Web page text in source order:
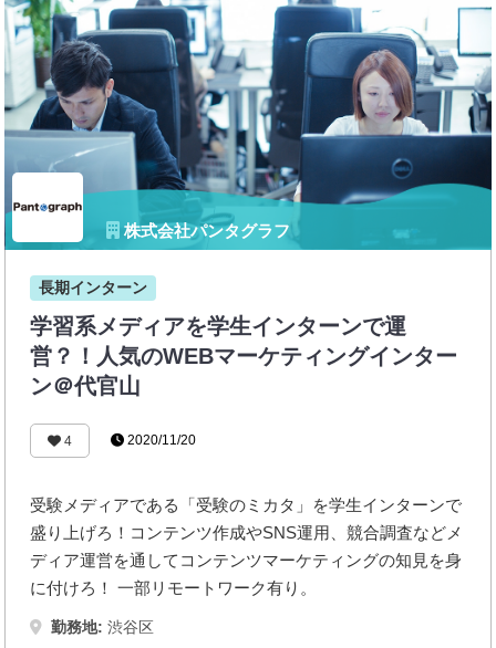
株式会社パンタグラフ
長期インターン
学習系メディアを学生インターンで運
営？！人気のWEBマーケティングインター
ン＠代官山
4 2020/11/20
受験メディアである「受験のミカタ」を学生インターンで
盛り上げろ！コンテンツ作成やSNS運用、競合調査などメ
ディア運営を通してコンテンツマーケティングの知見を身
に付けろ！ 一部リモートワーク有り。
勤務地: 渋谷区